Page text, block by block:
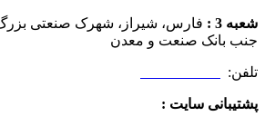
شعبه 3 :
فارس، شیراز، شهرک صنعتی بزرگ
جنب بانک صنعت و معدن
تلفن:
پشتیبانی سایت :